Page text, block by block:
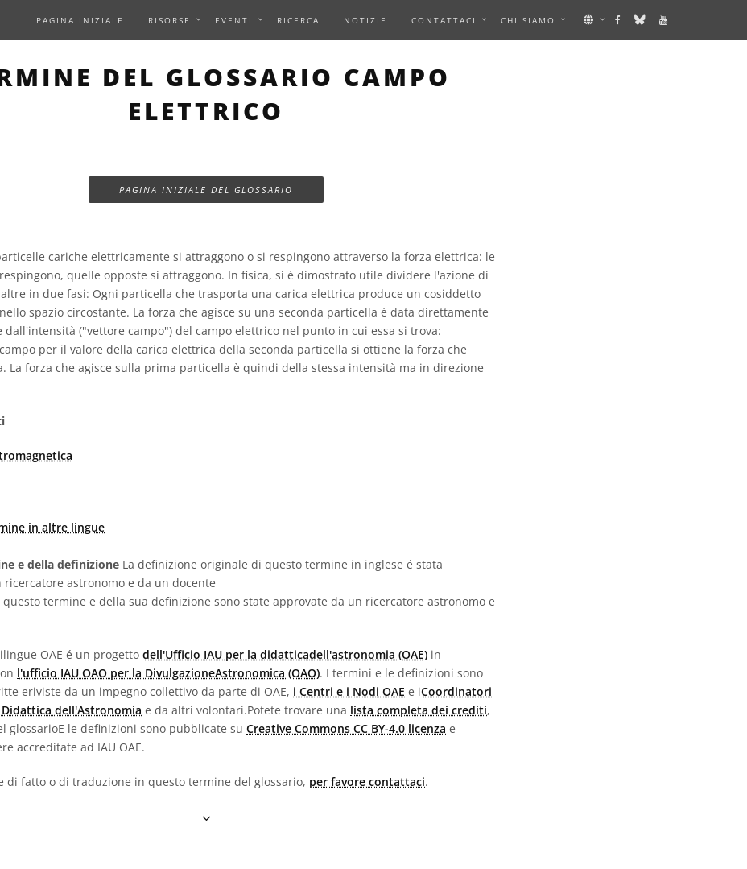
PAGINA INIZIALE RISORSE EVENTI RICERCA NOTIZIE CONTATTACI CHI SIAMO
DEL GLOSSARIO CAMPO
ELETTRICO
PAGINA INIZIALE DEL GLOSSARIO
cariche elettricamente si attraggono o si respingono attraverso la forza elettrica: le
quelle opposte si attraggono. In fisica, si è dimostrato utile dividere l'azione di
in due fasi: Ogni particella che trasporta una carica elettrica produce un cosiddetto
spazio circostante. La forza che agisce su una seconda particella è data direttamente
dall'intensità ("vettore campo") del campo elettrico nel punto in cui essa si trova:
per il valore della carica elettrica della seconda particella si ottiene la forza che
La forza che agisce sulla prima particella è quindi della stessa intensità ma in direzione
in altre lingue
e della definizione La definizione originale di questo termine in inglese é stata
astronomo e da un docente
termine e della sua definizione sono state approvate da un ricercatore astronomo e
OAE é un progetto dell'Ufficio IAU per la didatticadell'astronomia (OAE) in
l'ufficio IAU OAO per la DivulgazioneAstronomica (OAO). I termini e le definizioni sono
eriviste da un impegno collettivo da parte di OAE, i Centri e i Nodi OAE e iCoordinatori
dell'Astronomia e da altri volontari.Potete trovare una lista completa dei crediti,
glossarioE le definizioni sono pubblicate su Creative Commons CC BY-4.0 licenza e
accreditate ad IAU OAE.
di fatto o di traduzione in questo termine del glossario, per favore contattaci.